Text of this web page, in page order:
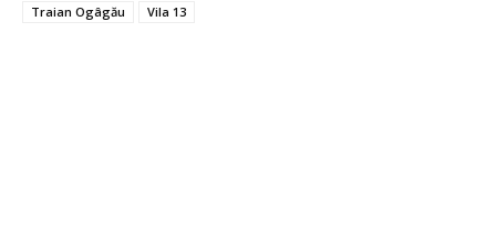
Traian Ogâgău
Vila 13